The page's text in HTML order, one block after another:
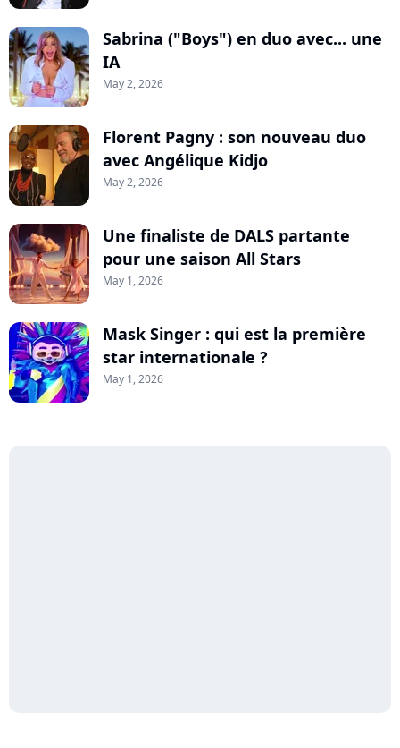
Sabrina ("Boys") en duo avec... une
IA
May 2, 2026
Florent Pagny : son nouveau duo
avec Angélique Kidjo
May 2, 2026
Une finaliste de DALS partante
pour une saison All Stars
May 1, 2026
Mask Singer : qui est la première
star internationale ?
May 1, 2026